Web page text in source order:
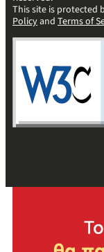
This site is protected
Policyand Terms of